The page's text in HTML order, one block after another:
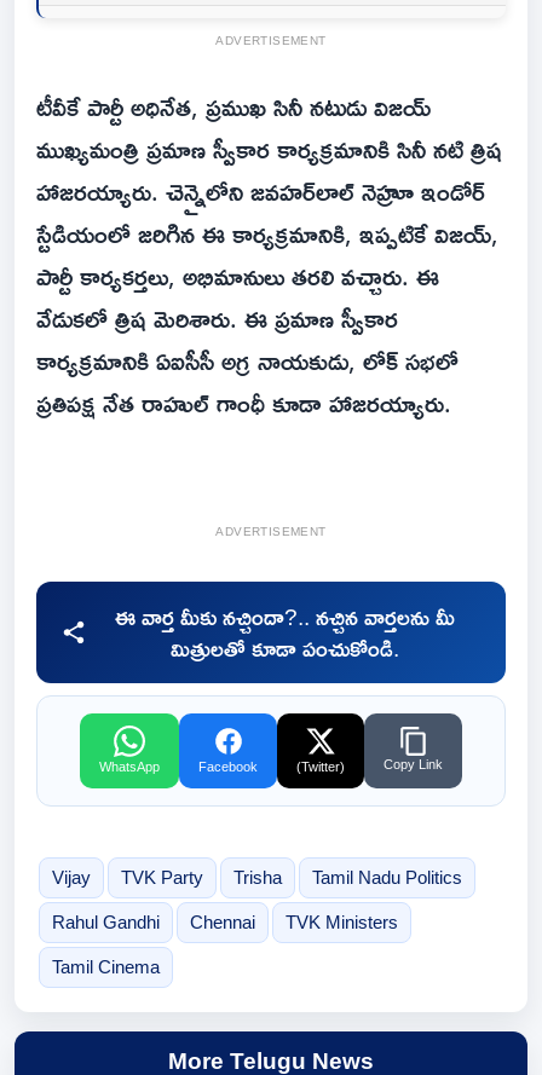
ADVERTISEMENT
టీవీకే పార్టీ అధినేత, ప్రముఖ సినీ నటుడు విజయ్
ముఖ్యమంత్రి ప్రమాణ స్వీకార కార్యక్రమానికి సినీ నటి త్రిష
హాజరయ్యారు. చెన్నైలోని జవహర్‌లాల్ నెహ్రూ ఇండోర్
స్టేడియంలో జరిగిన ఈ కార్యక్రమానికి, ఇప్పటికే విజయ్,
పార్టీ కార్యకర్తలు, అభిమానులు తరలి వచ్చారు. ఈ
వేడుకలో త్రిష మెరిశారు. ఈ ప్రమాణ స్వీకార
కార్యక్రమానికి ఏఐసీసీ అగ్ర నాయకుడు, లోక్ సభలో
ప్రతిపక్ష నేత రాహుల్ గాంధీ కూడా హాజరయ్యారు.
ADVERTISEMENT
ఈ వార్త మీకు నచ్చిందా?.. నచ్చిన వార్తలను మీ
మిత్రులతో కూడా పంచుకోండి.
WhatsApp Facebook (Twitter) Copy Link
Vijay TVK Party Trisha Tamil Nadu Politics
Rahul Gandhi Chennai TVK Ministers
Tamil Cinema
More Telugu News